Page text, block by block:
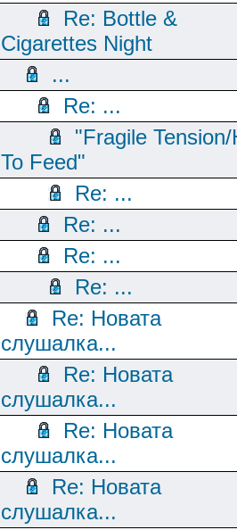
Re: Bottle &
Cigarettes Night
...
Re: ...
"Fragile Tension/
To Feed"
Re: ...
Re: ...
Re: ...
Re: ...
Re: Новата
слушалка...
Re: Новата
слушалка...
Re: Новата
слушалка...
Re: Новата
слушалка...